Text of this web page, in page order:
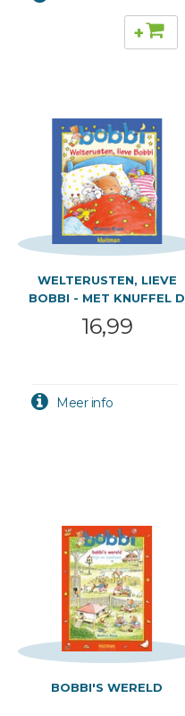
+
WELTERUSTEN, LIEVE
BOBBI - MET KNUFFEL D
16,99
BOBBI'S WERELD